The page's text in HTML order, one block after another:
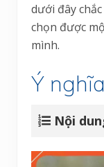
dưới đây
chọn được
mình.
Ý
Nội